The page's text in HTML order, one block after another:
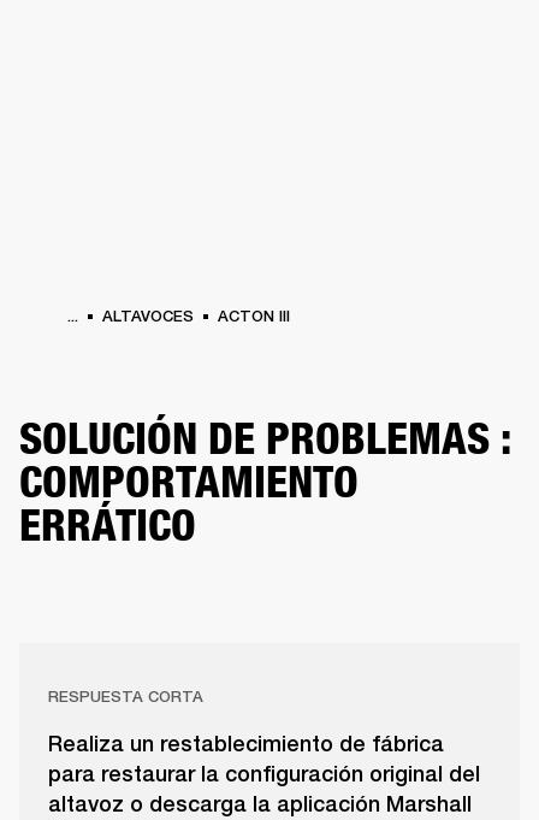
... ALTAVOCES ACTON III
SOLUCIÓN DE PROBLEMAS :
COMPORTAMIENTO
ERRÁTICO
RESPUESTA CORTA
Realiza un restablecimiento de fábrica
para restaurar la configuración original del
altavoz o descarga la aplicación Marshall